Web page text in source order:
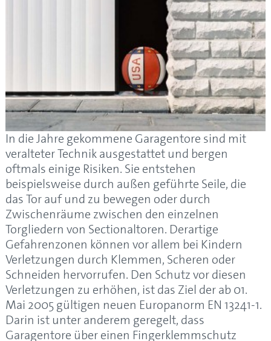
In die Jahre gekommene Garagentore sind mit
veralteter Technik ausgestattet und bergen
oftmals einige Risiken. Sie entstehen
beispielsweise durch außen geführte Seile, die
das Tor auf und zu bewegen oder durch
Zwischenräume zwischen den einzelnen
Torgliedern von Sectionaltoren. Derartige
Gefahrenzonen können vor allem bei Kindern
Verletzungen durch Klemmen, Scheren oder
Schneiden hervorrufen. Den Schutz vor diesen
Verletzungen zu erhöhen, ist das Ziel der ab 01.
Mai 2005 gültigen neuen Europanorm EN 13241-1.
Darin ist unter anderem geregelt, dass
Garagentore über einen Fingerklemmschutz